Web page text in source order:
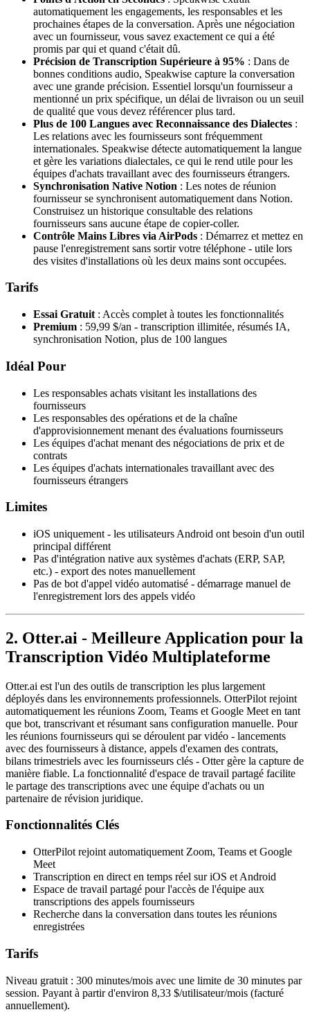
automatiquement les engagements, les responsables et les
prochaines étapes de la conversation. Après une négociation
avec un fournisseur, vous savez exactement ce qui a été
promis par qui et quand c'était dû.
Précision de Transcription Supérieure à 95% : Dans de
bonnes conditions audio, Speakwise capture la conversation
avec une grande précision. Essentiel lorsqu'un fournisseur a
mentionné un prix spécifique, un délai de livraison ou un seuil
de qualité que vous devez référencer plus tard.
Plus de 100 Langues avec Reconnaissance des Dialectes :
Les relations avec les fournisseurs sont fréquemment
internationales. Speakwise détecte automatiquement la langue
et gère les variations dialectales, ce qui le rend utile pour les
équipes d'achats travaillant avec des fournisseurs étrangers.
Synchronisation Native Notion : Les notes de réunion
fournisseur se synchronisent automatiquement dans Notion.
Construisez un historique consultable des relations
fournisseurs sans aucune étape de copier-coller.
Contrôle Mains Libres via AirPods : Démarrez et mettez en
pause l'enregistrement sans sortir votre téléphone - utile lors
des visites d'installations où les deux mains sont occupées.
Tarifs
Essai Gratuit : Accès complet à toutes les fonctionnalités
Premium : 59,99 $/an - transcription illimitée, résumés IA,
synchronisation Notion, plus de 100 langues
Idéal Pour
Les responsables achats visitant les installations des
fournisseurs
Les responsables des opérations et de la chaîne
d'approvisionnement menant des évaluations fournisseurs
Les équipes d'achat menant des négociations de prix et de
contrats
Les équipes d'achats internationales travaillant avec des
fournisseurs étrangers
Limites
iOS uniquement - les utilisateurs Android ont besoin d'un outil
principal différent
Pas d'intégration native aux systèmes d'achats (ERP, SAP,
etc.) - export des notes manuellement
Pas de bot d'appel vidéo automatisé - démarrage manuel de
l'enregistrement lors des appels vidéo
2. Otter.ai - Meilleure Application pour la
Transcription Vidéo Multiplateforme
Otter.ai est l'un des outils de transcription les plus largement
déployés dans les environnements professionnels. OtterPilot rejoint
automatiquement les réunions Zoom, Teams et Google Meet en tant
que bot, transcrivant et résumant sans configuration manuelle. Pour
les réunions fournisseurs qui se déroulent par vidéo - lancements
avec des fournisseurs à distance, appels d'examen des contrats,
bilans trimestriels avec les fournisseurs clés - Otter gère la capture de
manière fiable. La fonctionnalité d'espace de travail partagé facilite
le partage des transcriptions avec une équipe d'achats ou un
partenaire de révision juridique.
Fonctionnalités Clés
OtterPilot rejoint automatiquement Zoom, Teams et Google
Meet
Transcription en direct en temps réel sur iOS et Android
Espace de travail partagé pour l'accès de l'équipe aux
transcriptions des appels fournisseurs
Recherche dans la conversation dans toutes les réunions
enregistrées
Tarifs
Niveau gratuit : 300 minutes/mois avec une limite de 30 minutes par
session. Payant à partir d'environ 8,33 $/utilisateur/mois (facturé
annuellement).